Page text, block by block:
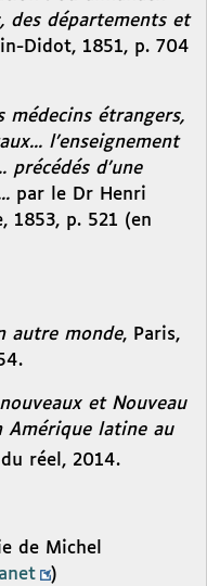
des départements et
Didot, 1851, p. 704
médecins étrangers,
l’enseignement
précédés d’une
par le Dr Henri
1853, p. 521 (en
autre monde, Paris,
et Nouveau
Amérique latine au
réel, 2014.
de Michel
)